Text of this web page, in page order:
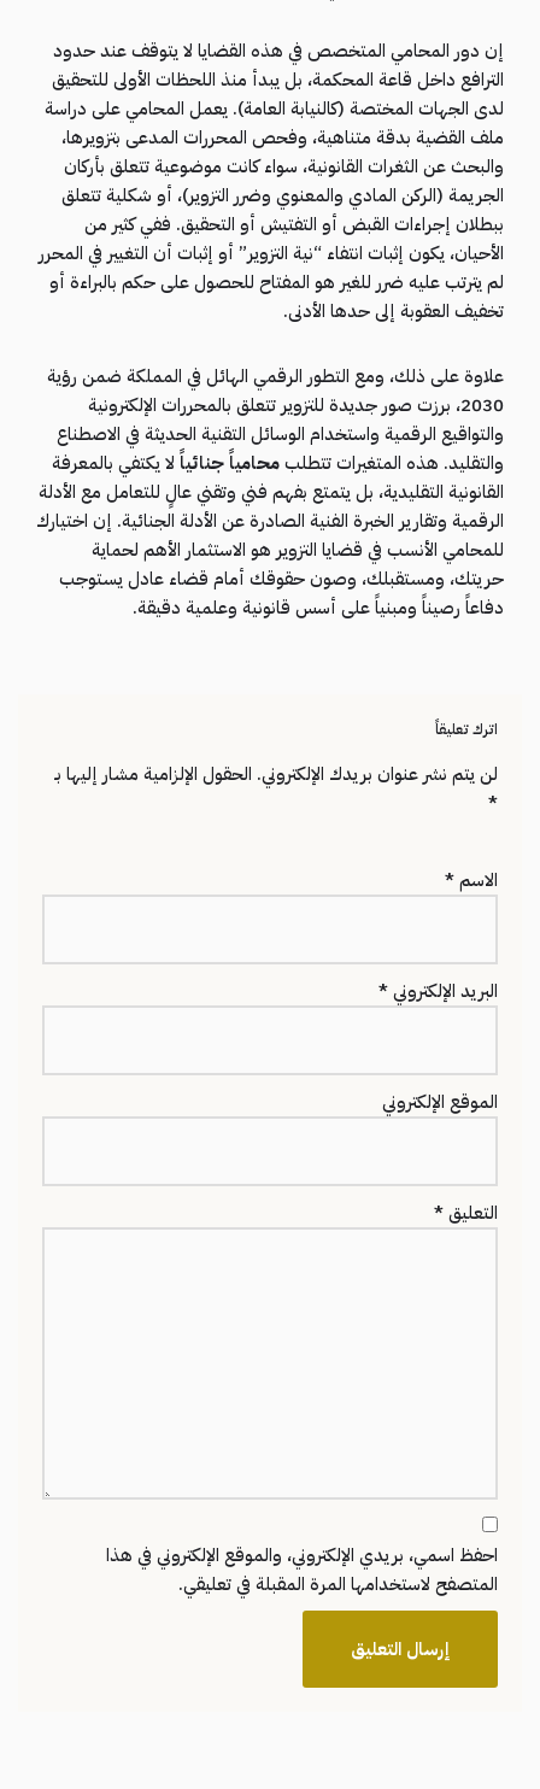
إن دور المحامي المتخصص في هذه القضايا لا يتوقف عند حدود
الترافع داخل قاعة المحكمة، بل يبدأ منذ اللحظات الأولى للتحقيق
لدى الجهات المختصة (كالنيابة العامة). يعمل المحامي على دراسة
ملف القضية بدقة متناهية، وفحص المحررات المدعى بتزويرها،
والبحث عن الثغرات القانونية، سواء كانت موضوعية تتعلق بأركان
الجريمة (الركن المادي والمعنوي وضرر التزوير)، أو شكلية تتعلق
ببطلان إجراءات القبض أو التفتيش أو التحقيق. ففي كثير من
الأحيان، يكون إثبات انتفاء “نية التزوير” أو إثبات أن التغيير في المحرر
لم يترتب عليه ضرر للغير هو المفتاح للحصول على حكم بالبراءة أو
تخفيف العقوبة إلى حدها الأدنى.
علاوة على ذلك، ومع التطور الرقمي الهائل في المملكة ضمن رؤية
2030، برزت صور جديدة للتزوير تتعلق بالمحررات الإلكترونية
والتواقيع الرقمية واستخدام الوسائل التقنية الحديثة في الاصطناع
والتقليد. هذه المتغيرات تتطلبمحامياً جنائياً لا يكتفي بالمعرفة
القانونية التقليدية، بل يتمتع بفهم فني وتقني عالٍ للتعامل مع الأدلة
الرقمية وتقارير الخبرة الفنية الصادرة عن الأدلة الجنائية. إن اختيارك
للمحامي الأنسب في قضايا التزوير هو الاستثمار الأهم لحماية
حريتك، ومستقبلك، وصون حقوقك أمام قضاء عادل يستوجب
دفاعاً رصيناً ومبنياً على أسس قانونية وعلمية دقيقة.
اترك تعليقاً
لن يتم نشر عنوان بريدك الإلكتروني. الحقول الإلزامية مشار إليها بـ
*
الاسم*
البريد الإلكتروني*
الموقع الإلكتروني
التعليق*
احفظ اسمي، بريدي الإلكتروني، والموقع الإلكتروني في هذا
المتصفح لاستخدامها المرة المقبلة في تعليقي.